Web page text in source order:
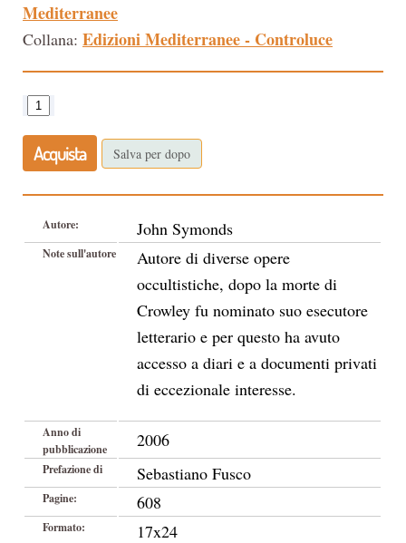
Mediterranee
Collana: Edizioni Mediterranee - Controluce
Acquista Salva per dopo
Autore: John Symonds
Note sull'autore
Autore di diverse opere
occultistiche, dopo la morte di
Crowley fu nominato suo esecutore
letterario e per questo ha avuto
accesso a diari e a documenti privati
di eccezionale interesse.
Anno di
pubblicazione
2006
Prefazione di Sebastiano Fusco
Pagine: 608
Formato: 17x24